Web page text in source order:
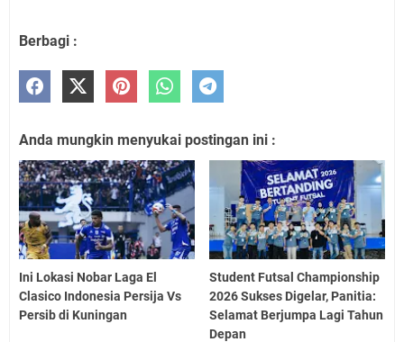
Berbagi :
Anda mungkin menyukai postingan ini :
Ini Lokasi Nobar Laga El
Clasico Indonesia Persija Vs
Persib di Kuningan
Student Futsal Championship
2026 Sukses Digelar, Panitia:
Selamat Berjumpa Lagi Tahun
Depan